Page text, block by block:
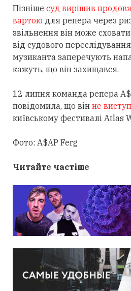
Пізніше суд вирішив
вартою для репера через
звільнення він може
від судового
музиканта заперечують
кажуть, що він захищався.
12 липня команда репера
повідомила, що він не
київському фестивалі Atlas
Фото: A$AP Ferg
Читайте частіше